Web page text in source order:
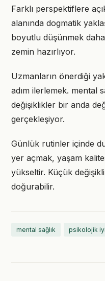
Farklı perspektiflere
alanında dogmatik
boyutlu düşünmek
zemin hazırlıyor.
Uzmanların önerdiği
adım ilerlemek. mental
değişiklikler bir anda
gerçekleşiyor.
Günlük rutinler içinde
yer açmak, yaşam
yükseltir. Küçük
doğurabilir.
mental sağlık psikolojik